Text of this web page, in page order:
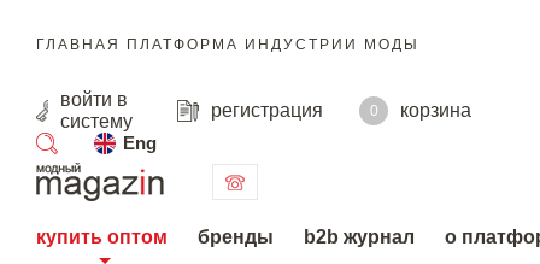
ГЛАВНАЯ ПЛАТФОРМА ИНДУСТРИИ МОДЫ
войти в
систему
регистрация 0
корзина
Eng
поиск
купить оптом бренды b2b журнал о